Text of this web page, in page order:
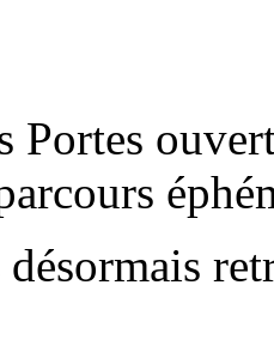
Portes
désormais